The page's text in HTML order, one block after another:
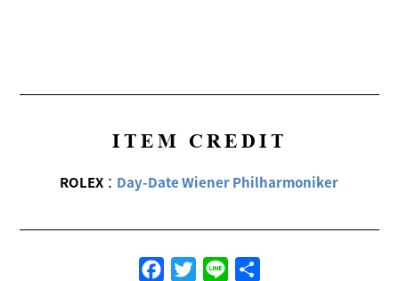
ITEM CREDIT
ROLEX ： Day-Date Wiener Philharmoniker
FacebookTwitterLine